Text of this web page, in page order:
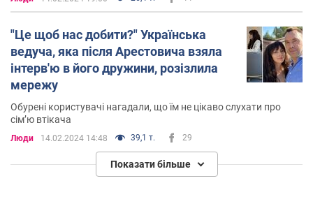
"Це щоб нас добити?" Українська
ведуча, яка після Арестовича взяла
інтерв'ю в його дружини, розізлила
мережу
Обурені користувачі нагадали, що їм не цікаво слухати про
сімʼю втікача
Люди 14.02.2024 14:48 39,1 т. 29
Показати більше